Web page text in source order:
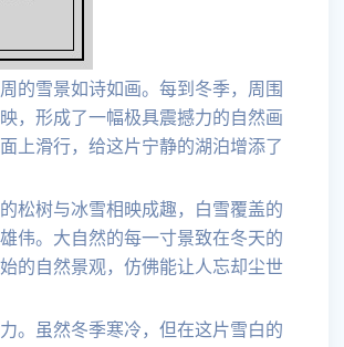
的雪景如诗如画。每到冬季，周围
，形成了一幅极具震撼力的自然画
上滑行，给这片宁静的湖泊增添了
松树与冰雪相映成趣，白雪覆盖的
伟。大自然的每一寸景致在冬天的
的自然景观，仿佛能让人忘却尘世
。虽然冬季寒冷，但在这片雪白的